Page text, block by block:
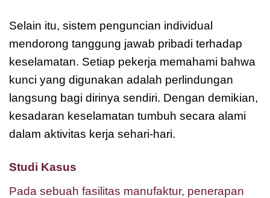
Selain itu, sistem penguncian individual
mendorong tanggung jawab pribadi terhadap
keselamatan. Setiap pekerja memahami bahwa
kunci yang digunakan adalah perlindungan
langsung bagi dirinya sendiri. Dengan demikian,
kesadaran keselamatan tumbuh secara alami
dalam aktivitas kerja sehari-hari.
Studi Kasus
Pada sebuah fasilitas manufaktur, penerapan